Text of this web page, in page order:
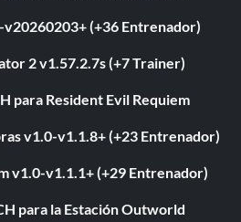
v20260203+ (+36 Entrenador)
2 v1.57.2.7s (+7 Trainer)
para Resident Evil Requiem
v1.0-v1.1.8+ (+23 Entrenador)
v1.0-v1.1.1+ (+29 Entrenador)
para la Estación Outworld